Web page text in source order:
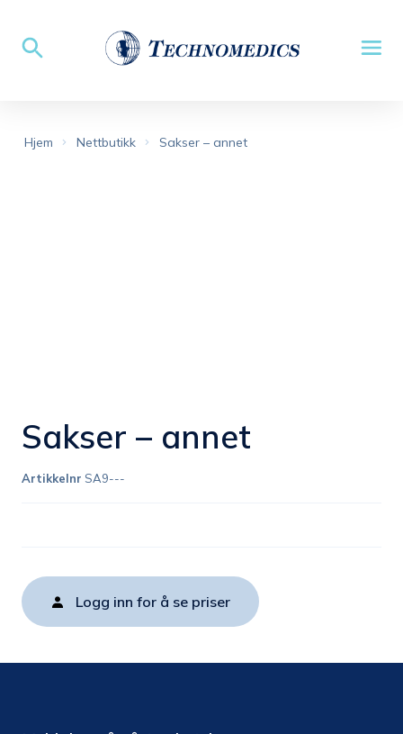
Hjem Nettbutikk Sakser – annet
Sakser – annet
Artikkelnr SA9---
Logg inn for å se priser